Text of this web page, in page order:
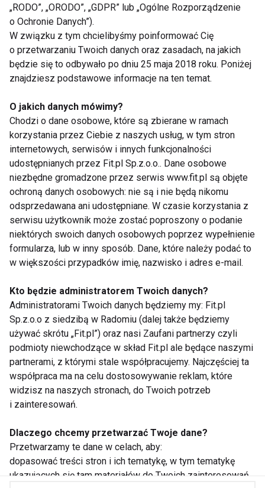
Nie przegap nowości ze
świata FIT!
Zapisz się do naszego newslettera
Wyrażam zgodę na otrzymywanie informacji
handlowej drogą elektroniczną na podany adres e-mail
przez FIT.PL. Więcej informacji znajdziesz w Polityce
Prywatności.
ZAPISZ SIĘ
WSPÓŁPRACA
REDAKCJA
PRYWATNOŚĆ
Newsletter
„RODO”, „ORODO”, „GDPR” lub „Ogólne Rozporządzenie
o Ochronie Danych”).
W związku z tym chcielibyśmy poinformować Cię
o przetwarzaniu Twoich danych oraz zasadach, na jakich
będzie się to odbywało po dniu 25 maja 2018 roku. Poniżej
znajdziesz podstawowe informacje na ten temat.
O jakich danych mówimy?
Chodzi o dane osobowe, które są zbierane w ramach
korzystania przez Ciebie z naszych usług, w tym stron
internetowych, serwisów i innych funkcjonalności
udostępnianych przez Fit.pl Sp.z.o.o.. Dane osobowe
niezbędne gromadzone przez serwis www.fit.pl są objęte
ochroną danych osobowych: nie są i nie będą nikomu
odsprzedawana ani udostępniane. W czasie korzystania z
serwisu użytkownik może zostać poproszony o podanie
niektórych swoich danych osobowych poprzez wypełnienie
formularza, lub w inny sposób. Dane, które należy podać to
w większości przypadków imię, nazwisko i adres e-mail.
Kto będzie administratorem Twoich danych?
Administratorami Twoich danych będziemy my: Fit.pl
Sp.z.o.o z siedzibą w Radomiu (dalej także będziemy
używać skrótu „Fit.pl”) oraz nasi Zaufani partnerzy czyli
podmioty niewchodzące w skład Fit.pl ale będące naszymi
partnerami, z którymi stale współpracujemy. Najczęściej ta
współpraca ma na celu dostosowywanie reklam, które
widzisz na naszych stronach, do Twoich potrzeb
i zainteresowań.
Dlaczego chcemy przetwarzać Twoje dane?
Przetwarzamy te dane w celach, aby:
dopasować treści stron i ich tematykę, w tym tematykę
ukazujących się tam materiałów do Twoich zainteresowań